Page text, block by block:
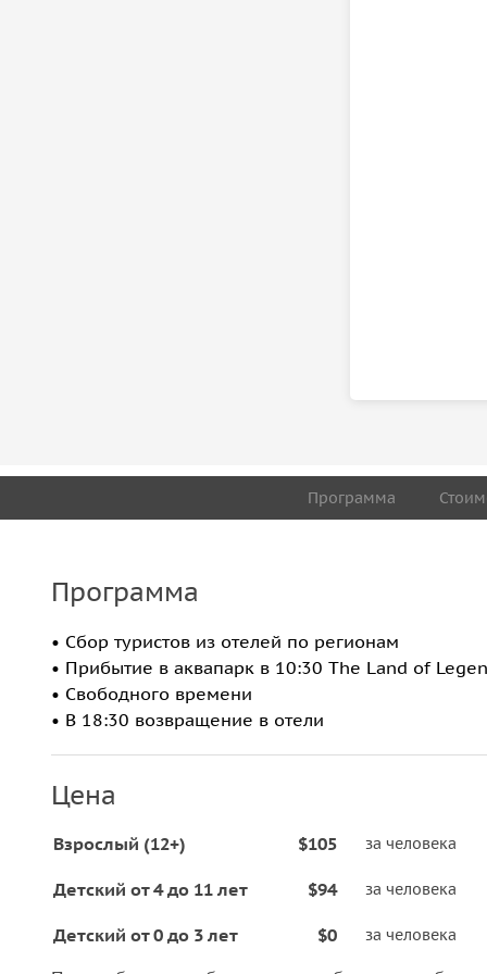
Программа
Программа
• Cбор туристов из отелей по регионам
• Прибытие в аквапарк в 10:30 The Land of
• Свободного времени
• В 18:30 возвращение в отели
Цена
Взрослый (12+) $105 за человека
Детский от 4 до 11 лет $94 за человека
Детский от 0 до 3 лет $0 за человека